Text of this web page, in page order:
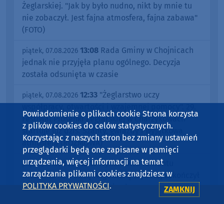
Żeglarskiej. "Jak by było nudno, nikt by mnie tu
nie zobaczył. Jest fajna atmosfera, fajna zabawa"
(FOTO)
piątek, 07.08.2026 13:08 Rada Gminy w Chojnicach
jednak nie przyjęła planu ogólnego. Decyzja
została odsunięta w czasie
piątek, 07.08.2026 12:33 "Żeglarstwo uczy
Festiwal Piosenki Żeglarskiej w Charzykowach
startuje już dziś. Szanty, gwiazdy i wyjątkowa
atmosfera (ROZMOWA)
piątek, 07.08.2026 12:13Wykonawca remontu
wiaduktu nad ulicą Angowicką szybciej zakończył
prace. Droga jest już przejezdna
Powiadomienie o plikach cookie Strona korzysta
z plików cookies do celów statystycznych.
Korzystając z naszych stron bez zmiany ustawień
przeglądarki będą one zapisane w pamięci
urządzenia, więcej informacji na temat
zarządzania plikami cookies znajdziesz w
POLITYKA PRYWATNOŚCI. ZAMKNIJ